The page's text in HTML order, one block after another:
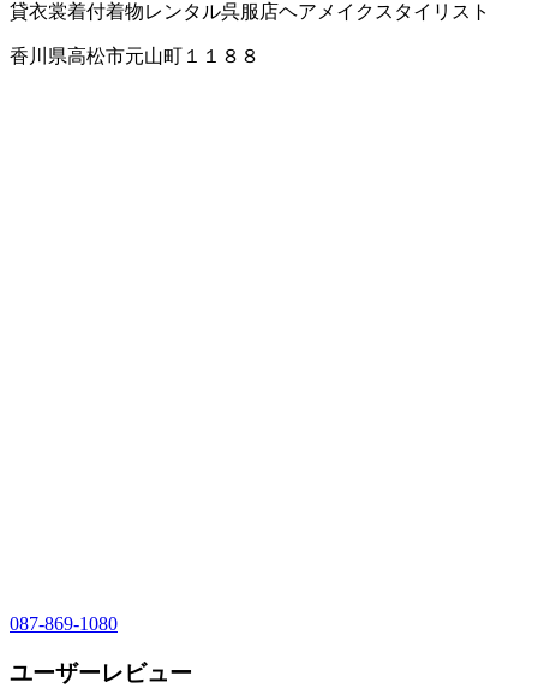
貸衣裳着付着物レンタル呉服店ヘアメイクスタイリスト
香川県高松市元山町１１８８
087-869-1080
ユーザーレビュー